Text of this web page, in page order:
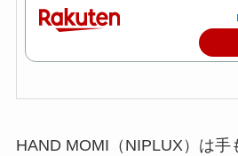
HAND MOMI（NIPLUX）は手